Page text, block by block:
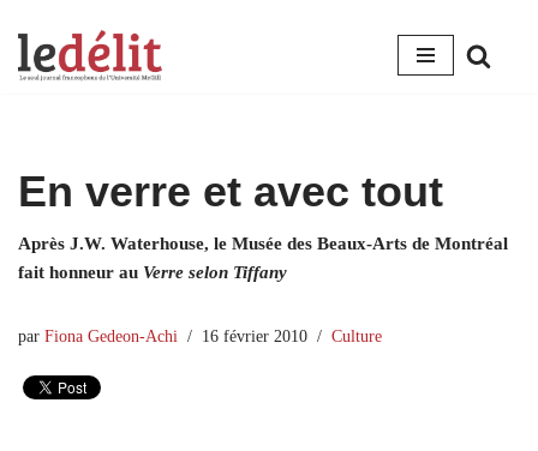
Aller
En verre et avec tout
Après J.W. Waterhouse, le Musée des Beaux-Arts de Montréal
fait honneur au Verre selon Tiffany
par Fiona Gedeon-Achi 16 février 2010 Culture